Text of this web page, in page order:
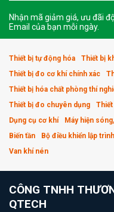
Nhận mã giảm giá, ưu đãi
Email của bạn mỗi ngày.
Thiết bị tự động hóa Thiết bị
Thiết bị đo cơ khí chính xác
Thiết bị hóa chất phòng thí
Thiết bị đo chuyên dụng
Dụng cụ cơ khí
Máy hiện
Biến tần
Bộ điều khiển lập
Van khí nén
CÔNG TNHH
QTECH